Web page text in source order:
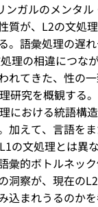
ンガルのメンタル
質が、L2の文処
。語彙処理の遅
理の相違につな
れてきた、性の
研究を概観する
における統語構
加えて、言語を
の文処理とは異
彙的ボトルネッ
洞察が、現在の
込まれうるのか